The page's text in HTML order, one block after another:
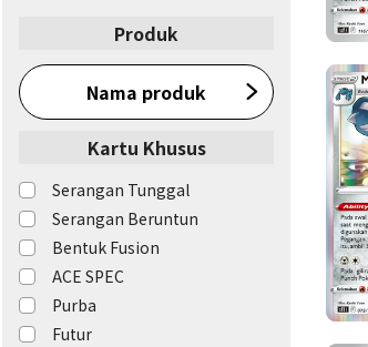
Produk
Nama produk
Kartu Khusus
Serangan Tunggal
Serangan Beruntun
Bentuk Fusion
ACE SPEC
Purba
Futur